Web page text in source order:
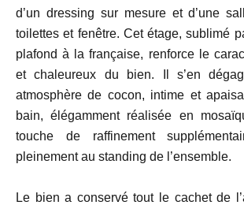
d’un dressing sur mesure et d’une
toilettes et fenêtre. Cet étage, sublimé
plafond à la française, renforce le
et chaleureux du bien. Il s’en
atmosphère de cocon, intime et
bain, élégamment réalisée en
touche de raffinement
pleinement au standing de l’ensemble.
Le bien a conservé tout le cachet de